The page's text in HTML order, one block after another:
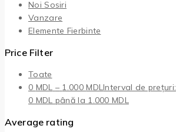
Noi Sosiri
Vanzare
Elemente Fierbinte
Price Filter
Toate
0 MDL – 1.000MDLInterval de prețuri:
0 MDL până la 1.000 MDL
Average rating